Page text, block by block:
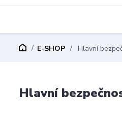
E-SHOP Hlavní
Hlavní